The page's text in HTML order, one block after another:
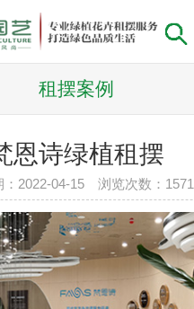
租摆案例
恩诗绿植租摆
：2022-04-15 浏览次数：